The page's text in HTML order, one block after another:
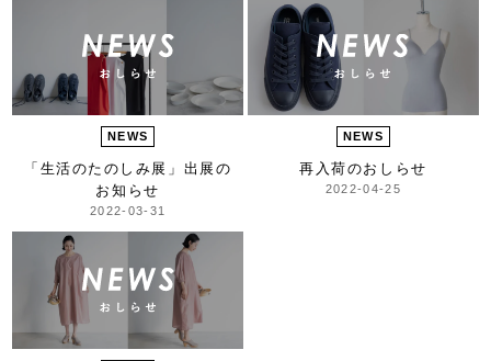
NEWS
「生活のたのしみ展」 出展の
お知らせ
2022-03-31
NEWS
再入荷のおしらせ
2022-04-25